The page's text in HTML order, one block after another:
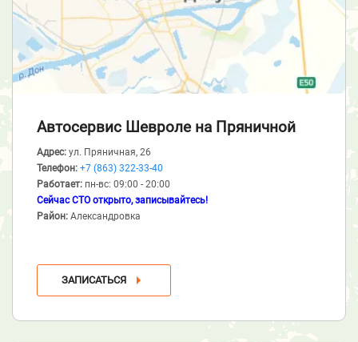
Автосервис Шевроле на Пряничной
Адрес: ул. Пряничная, 26
Телефон: +7 (863) 322-33-40
Работает: пн-вс: 09:00 - 20:00
Сейчас СТО открыто, записывайтесь!
Район: Александровка
ЗАПИСАТЬСЯ